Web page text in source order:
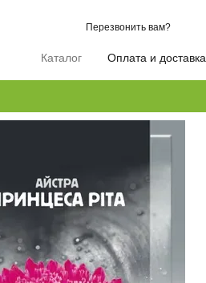
Перезвонить вам?
Каталог Оплата и доставка